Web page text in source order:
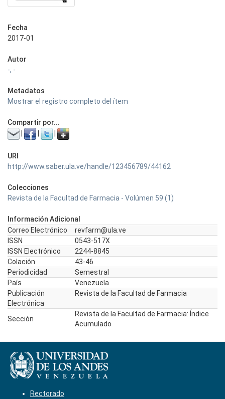
Fecha
2017-01
Autor
-, -
Metadatos
Mostrar el registro completo del ítem
Compartir por...
URI
http://www.saber.ula.ve/handle/123456789/44162
Colecciones
Revista de la Facultad de Farmacia - Volúmen 59 (1)
Información Adicional
Correo Electrónico
revfarm@ula.ve
ISSN
0543-517X
ISSN Electrónico
2244-8845
Colación
43-46
Periodicidad
Semestral
País
Venezuela
Publicación
Electrónica
Revista de la Facultad de Farmacia
Sección
Revista de la Facultad de Farmacia: Índice
Acumulado
Rectorado